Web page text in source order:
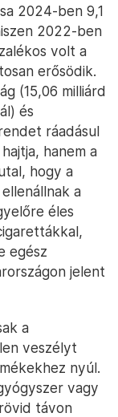
2024-ben 9,1
2022-ben
volt a
erősödik.
(15,06 milliárd
és
ráadásul
hanem a
hogy a
a
éles
egész
jelent
a
veszélyt
nyúl.
vagy
távon